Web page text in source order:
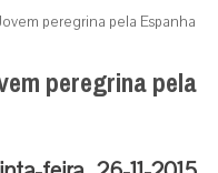
peregrina pela Espanha
peregrina pela